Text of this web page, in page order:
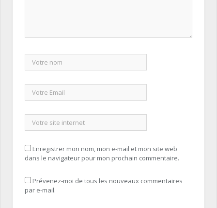
Enregistrer mon nom, mon e-mail et mon site web
dans le navigateur pour mon prochain commentaire.
Prévenez-moi de tous les nouveaux commentaires
par e-mail.